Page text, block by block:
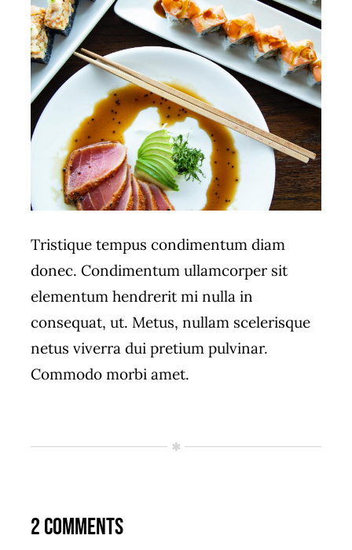
Tristique tempus condimentum diam
donec. Condimentum ullamcorper sit
elementum hendrerit mi nulla in
consequat, ut. Metus, nullam scelerisque
netus viverra dui pretium pulvinar.
Commodo morbi amet.
2 Comments